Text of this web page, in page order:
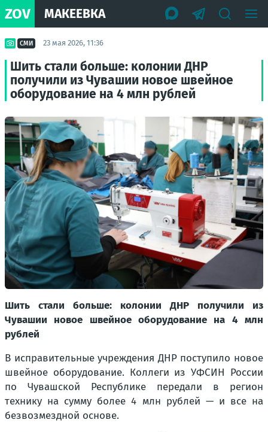
ZOV МАКЕЕВКА
СМИ 23 мая 2026, 11:36
Шить стали больше: колонии ДНР
получили из Чувашии новое швейное
оборудование на 4 млн рублей
Шить стали больше: колонии ДНР получили из
Чувашии новое швейное оборудование на 4 млн
рублей
В исправительные учреждения ДНР поступило новое
швейное оборудование. Коллеги из УФСИН России
по Чувашской Республике передали в регион
технику на сумму более 4 млн рублей — и все на
безвозмездной основе.